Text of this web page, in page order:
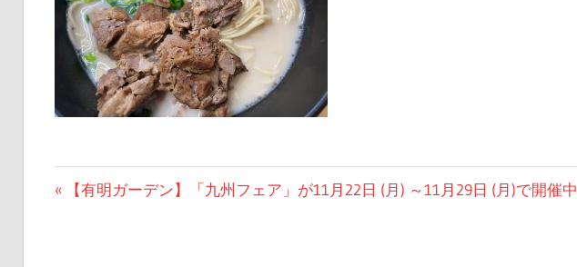
投
前【有明ガーデン】「九州フェア」が11月22日 (月) ～11月29日 (月)で開催中